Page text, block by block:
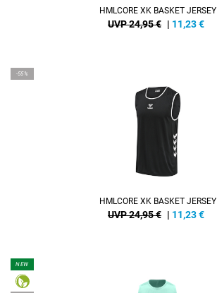
HMLCORE XK BASKET JERSEY
UVP 24,95 € | 11,23€
-55%
HMLCORE XK BASKET JERSEY
UVP 24,95 € | 11,23€
NEW